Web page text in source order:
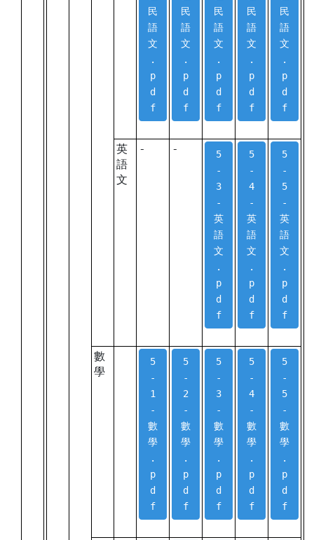
民
語
文
.
p
d
f
民
語
文
.
p
d
f
民
語
文
.
p
d
f
民
語
文
.
p
d
f
民
語
文
.
p
d
f
英
語
文
- -
5
-
3
-
英
語
文
.
p
d
f
5
-
4
-
英
語
文
.
p
d
f
5
-
5
-
英
語
文
.
p
d
f
數
學
5
-
1
-
數
學
.
p
d
f
5
-
2
-
數
學
.
p
d
f
5
-
3
-
數
學
.
p
d
f
5
-
4
-
數
學
.
p
d
f
5
-
5
-
數
學
.
p
d
f